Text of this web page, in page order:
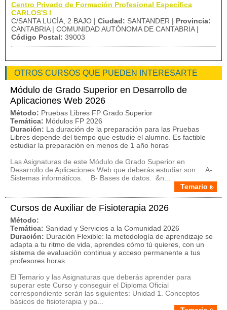
Centro Privado de Formación Profesional Específica
CARLOS'S I
C/SANTA LUCÍA, 2 BAJO | Ciudad: SANTANDER | Provincia:
CANTABRIA | COMUNIDAD AUTÓNOMA DE CANTABRIA |
Código Postal: 39003
OTROS CURSOS QUE PUEDEN INTERESARTE
Módulo de Grado Superior en Desarrollo de
Aplicaciones Web 2026
Método: Pruebas Libres FP Grado Superior
Temática: Módulos FP 2026
Duración: La duración de la preparación para las Pruebas
Libres depende del tiempo que estudie el alumno. Es factible
estudiar la preparación en menos de 1 año horas
Las Asignaturas de este Módulo de Grado Superior en
Desarrollo de Aplicaciones Web que deberás estudiar son: A-
Sistemas informáticos. B- Bases de datos. &n...
Temario
Cursos de Auxiliar de Fisioterapia 2026
Método:
Temática: Sanidad y Servicios a la Comunidad 2026
Duración: Duración Flexible: la metodología de aprendizaje se
adapta a tu ritmo de vida, aprendes cómo tú quieres, con un
sistema de evaluación continua y acceso permanente a tus
profesores horas
El Temario y las Asignaturas que deberás aprender para
superar este Curso y conseguir el Diploma Oficial
correspondiente serán las siguientes: Unidad 1. Conceptos
básicos de fisioterapia y pa...